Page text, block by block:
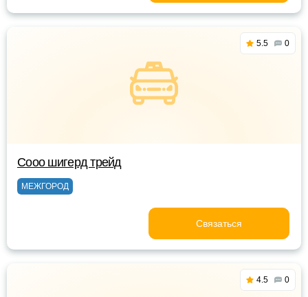
5.5 0
Сооо шигерд трейд
МЕЖГОРОД
Связаться
4.5 0